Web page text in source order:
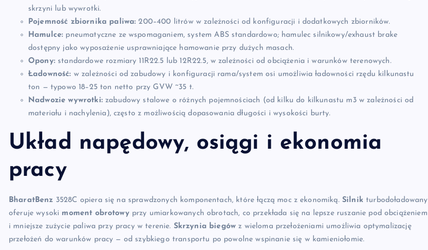
skrzyni lub wywrotki.
Pojemność zbiornika paliwa: 200–400 litrów w zależności od konfiguracji i dodatkowych zbiorników.
Hamulce: pneumatyczne ze wspomaganiem, system ABS standardowo; hamulec silnikowy/exhaust brake
dostępny jako wyposażenie usprawniające hamowanie przy dużych masach.
Opony:standardowe rozmiary 11R22.5 lub 12R22.5, w zależności od obciążenia i warunków terenowych.
Ładowność: w zależności od zabudowy i konfiguracji rama/system osi umożliwia ładowności rzędu kilkunastu
ton — typowo 18–25 ton netto przy GVW ~35 t.
Nadwozie wywrotki:zabudowy stalowe o różnych pojemnościach (od kilku do kilkunastu m3 w zależności od
materiału i nachylenia), często z możliwością dopasowania długości i wysokości burty.
Układ napędowy, osiągi i ekonomia
pracy
BharatBenz 3528C opiera się na sprawdzonych komponentach, które łączą moc z ekonomiką. Silnik turbodoładowany
oferuje wysoki moment obrotowyprzy umiarkowanych obrotach, co przekłada się na lepsze ruszanie pod obciążeniem
i mniejsze zużycie paliwa przy pracy w terenie. Skrzynia biegów z wieloma przełożeniami umożliwia optymalizację
przełożeń do warunków pracy — od szybkiego transportu po powolne wspinanie się w kamieniołomie.